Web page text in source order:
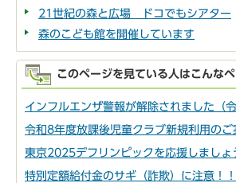
21世紀の森と広場 ドコでもシアター
森のこども館を開催しています
このページを見ている人はこんな
インフルエンザ警報が解除されました（
令和8年度放課後児童クラブ新規利用のご
東京2025デフリンピックを応援しましょ
特別定額給付金のサギ（詐欺）に注意！！